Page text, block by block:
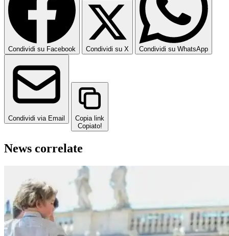
Condividi su Facebook Condividi su X Condividi su WhatsApp
Condividi via Email
Copia link
Copiato!
News correlate